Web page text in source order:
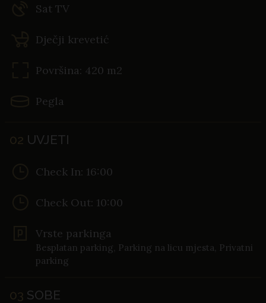
Sat TV
Dječji krevetić
Površina: 420 m2
Pegla
02 UVJETI
Check In: 16:00
Check Out: 10:00
Vrste parkinga
Besplatan parking, Parking na licu mjesta, Privatni
parking
03 SOBE